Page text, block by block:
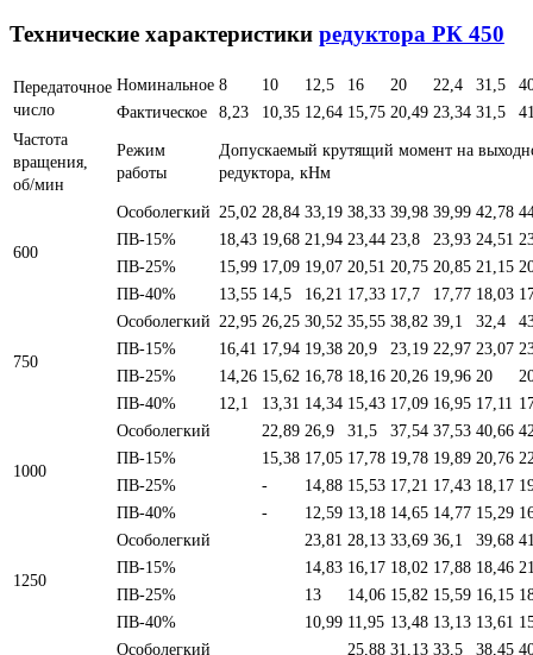
Технические характеристики редуктора РК 450
Передаточное
число
Номинальное 8 10 12,5 16 20 22,4 31,5
Фактическое
8,23 10,35 12,64 15,75 20,49 23,34 31,5
Частота
вращения,
об/мин
Режим
работы
Допускаемый крутящий момент на
редуктора, кНм
600
Особолегкий 25,02 28,84 33,19 38,33 39,98 39,99 42,78
ПВ-15%
18,43 19,68 21,94 23,44 23,8 23,93 24,51
ПВ-25%
15,99 17,09 19,07 20,51 20,75 20,85 21,15
ПВ-40%
13,55 14,5 16,21 17,33 17,7 17,77 18,03
750
Особолегкий 22,95 26,25 30,52 35,55 38,82 39,1 32,4
ПВ-15%
16,41 17,94 19,38 20,9 23,19 22,97 23,07
ПВ-25%
14,26 15,62 16,78 18,16 20,26 19,96 20
ПВ-40%
12,1 13,31 14,34 15,43 17,09 16,95 17,11
1000
Особолегкий 22,89 26,9 31,5 37,54 37,53 40,66
ПВ-15%
15,38 17,05 17,78 19,78 19,89 20,76
ПВ-25%
- 14,88 15,53 17,21 17,43 18,17
ПВ-40%
- 12,59 13,18 14,65 14,77 15,29
1250
Особолегкий 23,81 28,13 33,69 36,1 39,68
ПВ-15%
14,83 16,17 18,02 17,88 18,46
ПВ-25%
13 14,06 15,82 15,59 16,15
ПВ-40%
10,99 11,95 13,48 13,13 13,61
Особолегкий
25,88 31,13 33,5 38,45